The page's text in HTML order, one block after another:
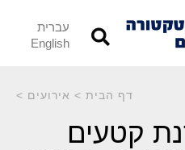
עברית
English
דף הבית > אירועים >
קטעים